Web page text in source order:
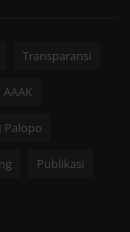
Transparansi
Palopo
Publikasi